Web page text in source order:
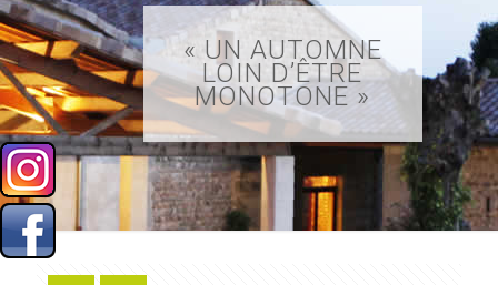
« UN AUTOMNE
LOIN D’ÊTRE
MONOTONE »